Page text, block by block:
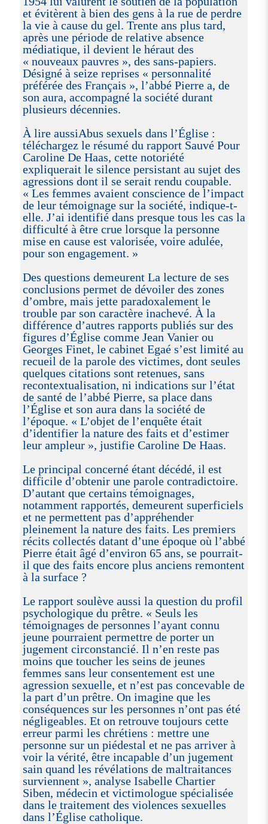
et évitèrent à bien des gens à la rue de perdre
la vie à cause du gel. Trente ans plus tard,
après une période de relative absence
médiatique, il devient le héraut des
« nouveaux pauvres », des sans-papiers.
Désigné à seize reprises « personnalité
préférée des Français », l’abbé Pierre a, de
son aura, accompagné la société durant
plusieurs décennies.
À lire aussiAbus sexuels dans l’Église :
téléchargez le résumé du rapport Sauvé Pour
Caroline De Haas, cette notoriété
expliquerait le silence persistant au sujet des
agressions dont il se serait rendu coupable.
« Les femmes avaient conscience de l’impact
de leur témoignage sur la société, indique-t-
elle. J’ai identifié dans presque tous les cas la
difficulté à être crue lorsque la personne
mise en cause est valorisée, voire adulée,
pour son engagement. »
Des questions demeurent La lecture de ses
conclusions permet de dévoiler des zones
d’ombre, mais jette paradoxalement le
trouble par son caractère inachevé. À la
différence d’autres rapports publiés sur des
figures d’Église comme Jean Vanier ou
Georges Finet, le cabinet Egaé s’est limité au
recueil de la parole des victimes, dont seules
quelques citations sont retenues, sans
recontextualisation, ni indications sur l’état
de santé de l’abbé Pierre, sa place dans
l’Église et son aura dans la société de
l’époque. « L’objet de l’enquête était
d’identifier la nature des faits et d’estimer
leur ampleur », justifie Caroline De Haas.
Le principal concerné étant décédé, il est
difficile d’obtenir une parole contradictoire.
D’autant que certains témoignages,
notamment rapportés, demeurent superficiels
et ne permettent pas d’appréhender
pleinement la nature des faits. Les premiers
récits collectés datant d’une époque où l’abbé
Pierre était âgé d’environ 65 ans, se pourrait-
il que des faits encore plus anciens remontent
à la surface ?
Le rapport soulève aussi la question du profil
psychologique du prêtre. « Seuls les
témoignages de personnes l’ayant connu
jeune pourraient permettre de porter un
jugement circonstancié. Il n’en reste pas
moins que toucher les seins de jeunes
femmes sans leur consentement est une
agression sexuelle, et n’est pas concevable de
la part d’un prêtre. On imagine que les
conséquences sur les personnes n’ont pas été
négligeables. Et on retrouve toujours cette
erreur parmi les chrétiens : mettre une
personne sur un piédestal et ne pas arriver à
voir la vérité, être incapable d’un jugement
sain quand les révélations de maltraitances
surviennent », analyse Isabelle Chartier
Siben, médecin et victimologue spécialisée
dans le traitement des violences sexuelles
dans l’Église catholique.